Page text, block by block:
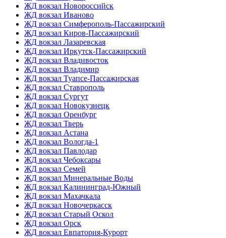
ЖД вокзал Новороссийск
ЖД вокзал Иваново
ЖД вокзал Симферополь-Пассажирский
ЖД вокзал Киров-Пассажирский
ЖД вокзал Лазаревская
ЖД вокзал Иркутск-Пассажирский
ЖД вокзал Владивосток
ЖД вокзал Владимир
ЖД вокзал Туапсе-Пассажирская
ЖД вокзал Ставрополь
ЖД вокзал Сургут
ЖД вокзал Новокузнецк
ЖД вокзал Оренбург
ЖД вокзал Тверь
ЖД вокзал Астана
ЖД вокзал Вологда-1
ЖД вокзал Павлодар
ЖД вокзал Чебоксары
ЖД вокзал Семей
ЖД вокзал Минеральные Воды
ЖД вокзал Калининград-Южный
ЖД вокзал Махачкала
ЖД вокзал Новочеркасск
ЖД вокзал Старый Оскол
ЖД вокзал Орск
ЖД вокзал Евпатория-Курорт